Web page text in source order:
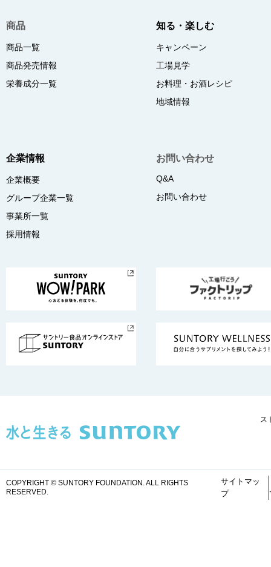
商品
商品一覧
商品発売情報
栄養成分一覧
知る・楽しむ
キャンペーン
工場見学
お料理・お酒レシピ
地域情報
企業情報
企業概要
グループ企業一覧
事業所一覧
採用情報
お問い合わせ
Q&A
お問い合わせ
ス
COPYRIGHT © SUNTORY FOUNDATION.ALL RIGHTS
RESERVED.
サイトマッ
プ